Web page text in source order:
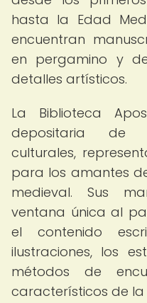
hasta la Edad
encuentran
en pergamino y
detalles artísticos.
La Biblioteca
depositaria de
culturales,
para los amantes
medieval. Sus
ventana única al
el contenido
ilustraciones, los
métodos de
característicos de la